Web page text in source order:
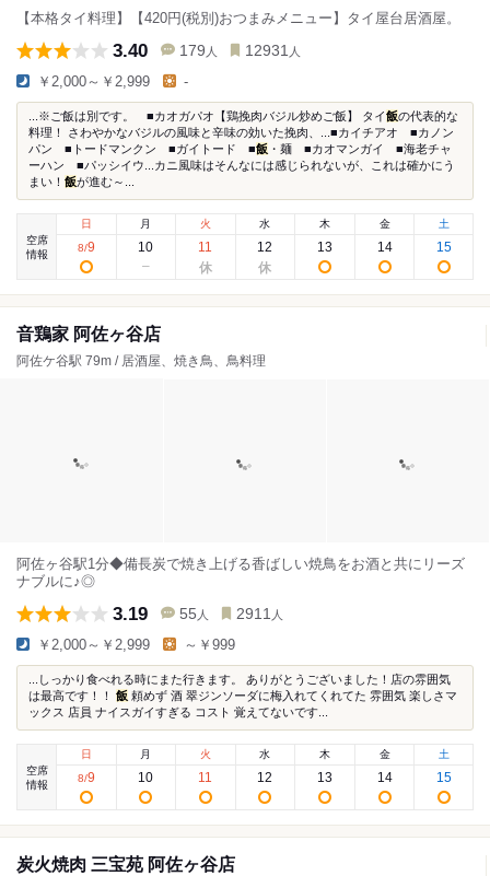
【本格タイ料理】【420円(税別)おつまみメニュー】タイ屋台居酒屋。
3.40 179 人 12931 人
￥2,000～￥2,999 -
...※ご飯は別です。 ■カオガパオ【鶏挽肉バジル炒めご飯】 タイ飯の代表的な
料理！ さわやかなバジルの風味と辛味の効いた挽肉、...■カイチアオ ■カノン
パン ■トードマンクン ■ガイトード ■飯 ・麺 ■カオマンガイ ■海老チャ
ーハン ■パッシイウ...カニ風味はそんなには感じられないが、これは確かにう
まい！ 飯が進む～...
空席
情報
日
8/9
月
10
火
11
水
12
木
13
金
14
土
15
音鶏家 阿佐ヶ谷店
阿佐ケ谷駅 79m / 居酒屋、焼き鳥、鳥料理
阿佐ヶ谷駅1分◆備長炭で焼き上げる香ばしい焼鳥をお酒と共にリーズ
ナブルに♪◎
3.19 55 人 2911 人
￥2,000～￥2,999 ～￥999
...しっかり食べれる時にまた行きます。 ありがとうございました！店の雰囲気
は最高です！！ 飯 頼めず 酒 翠ジンソーダに梅入れてくれてた 雰囲気 楽しさマ
ックス 店員 ナイスガイすぎる コスト 覚えてないです...
空席
情報
日
8/9
月
10
火
11
水
12
木
13
金
14
土
15
炭火焼肉 三宝苑 阿佐ヶ谷店